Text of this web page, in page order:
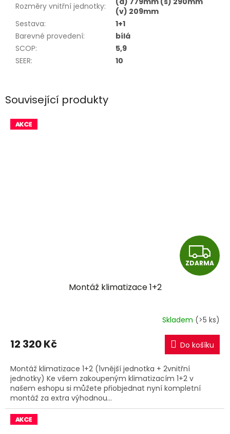
Související produkty
Z
D
R
M
A
ZDARMA
Montáž klimatizace 1+2
Skladem (>5 ks)
12 320 Kč Do košíku
Montáž klimatizace 1+2 (1vnější jednotka + 2vnitřní
jednotky) Ke všem zakoupeným klimatizacím 1+2 v
našem eshopu si můžete přiobjednat nyní kompletní
montáž za extra výhodnou...
Rozměry vnitřní jednotky:
(v) 209mm
Sestava:
1+1
Barevné provedení:
bílá
SCOP:
5,9
SEER: 10